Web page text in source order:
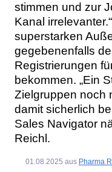
stimmen und zur
Kanal
superstarken
gegebenenfalls
Registrierungen
bekommen. „Ein
Zielgruppen noch
damit sicherlich
Sales Navigator
Reichl.
01.08.2025 aus Pharma